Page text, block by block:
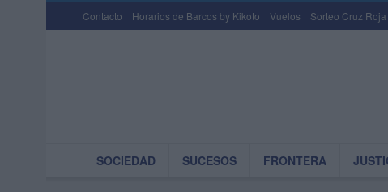
Contacto Horarios de Barcos by Kikoto Vuelos Sorteo Cruz Roja
SOCIEDAD SUCESOS FRONTERA